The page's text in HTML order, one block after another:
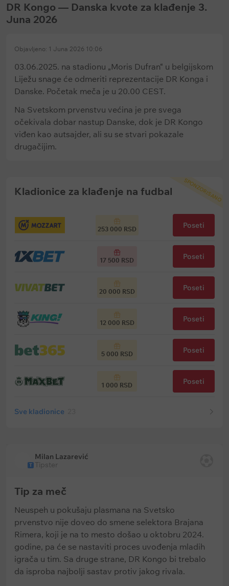
DR Kongo — Danska kvote za klađenje 3.
Juna 2026
Objavljeno: 1 Juna 2026 10:06
03.06.2025. na stadionu „Moris Dufran“ u belgijskom
Liježu snage će odmeriti reprezentacije DR Konga i
Danske. Početak meča je u 20.00 CEST.
Na Svetskom prvenstvu većina je pre svega
očekivala dobar nastup Danske, dok je DR Kongo
viđen kao autsajder, ali su se stvari pokazale
drugačijim.
SPONZORISANO
Kladionice za klađenje na fudbal
253 000 RSD Poseti
17 500 RSD Poseti
20 000 RSD Poseti
12 000 RSD Poseti
5 000 RSD Poseti
1 000 RSD Poseti
Sve kladionice
T
Milan Lazarević
Tipster
Tip za meč
Neuspeh u pokušaju plasmana na Svetsko
prvenstvo nije doveo do smene selektora Brajana
Rimera, koji je na to mesto došao u oktobru 2024.
godine, pa će se nastaviti proces uvođenja mladih
igrača u tim. Sa druge strane, DR Kongo bi trebalo
da isproba najbolji sastav protiv jakog rivala.